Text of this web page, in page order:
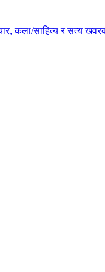
कला/साहित्य र सत्य